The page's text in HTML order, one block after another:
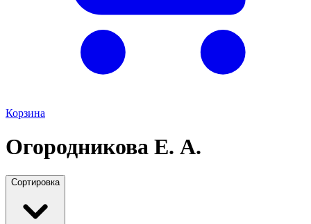
Корзина
Огородникова Е. А.
Сортировка